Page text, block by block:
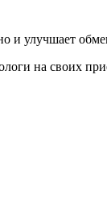
и улучшает
на своих